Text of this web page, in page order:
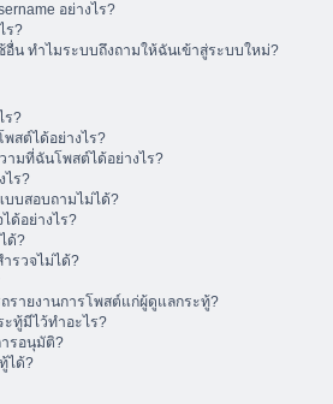
อย่างไร?
ร?
อื่น ทำไมระบบถึงถามให้ฉันเข้าสู่ระบบใหม่?
ร?
สต์ได้อย่างไร?
ามที่ฉันโพสต์ได้อย่างไร?
ไร?
บบสอบถามไม่ได้?
ด้อย่างไร?
ด้?
รวจไม่ได้?
รายงานการโพสต์แก่ผู้ดูแลกระทู้?
ะทู้มีไว้ทำอะไร?
รอนุมัติ?
ได้?